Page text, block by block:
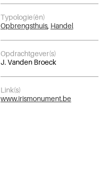
Typologie(ën)
Opbrengsthuis Handel
Opdrachtgever(s)
J. Vanden Broeck
Link(s)
www.irismonument.be